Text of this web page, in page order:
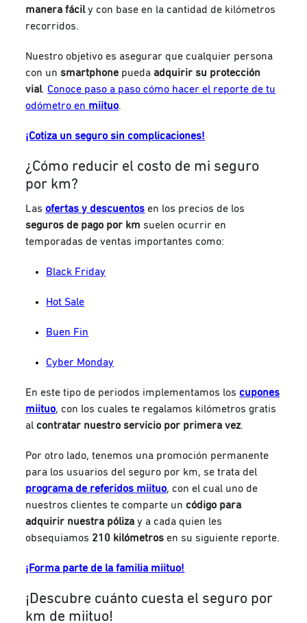
manera fácily con base en la cantidad de kilómetros
recorridos.
Nuestro objetivo es asegurar que cualquier persona
con unsmartphone pueda adquirir su protección
vial. Conoce paso a paso cómo hacer el reporte de tu
odómetro en miituo.
¡Cotiza un seguro sin complicaciones!
¿Cómo reducir el costo de mi seguro
por km?
Las ofertas y descuentos en los precios de los
seguros de pago por km suelen ocurrir en
temporadas de ventas importantes como:
Black Friday
Hot Sale
Buen Fin
Cyber Monday
En este tipo de periodos implementamos los cupones
miituo, con los cuales te regalamos kilómetros gratis
alcontratar nuestro servicio por primera vez.
Por otro lado, tenemos una promoción permanente
para los usuarios del seguro por km, se trata del
programa de referidos miituo, con el cual uno de
nuestros clientes te comparte uncódigo para
adquirir nuestra póliza y a cada quien les
obsequiamos 210 kilómetrosen su siguiente reporte.
¡Forma parte de la familia miituo!
¡Descubre cuánto cuesta el seguro por
km de miituo!